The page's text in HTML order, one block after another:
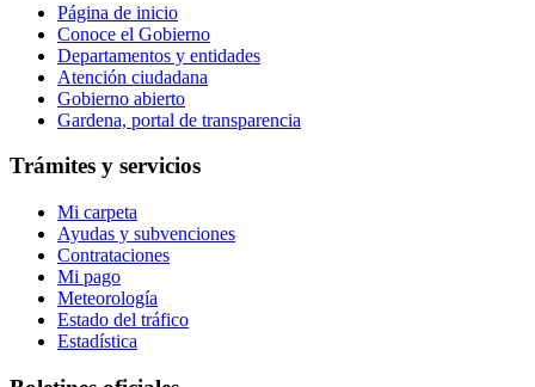
Página de inicio
Conoce el Gobierno
Departamentos y entidades
Atención ciudadana
Gobierno abierto
Gardena, portal de transparencia
Trámites y servicios
Mi carpeta
Ayudas y subvenciones
Contrataciones
Mi pago
Meteorología
Estado del tráfico
Estadística